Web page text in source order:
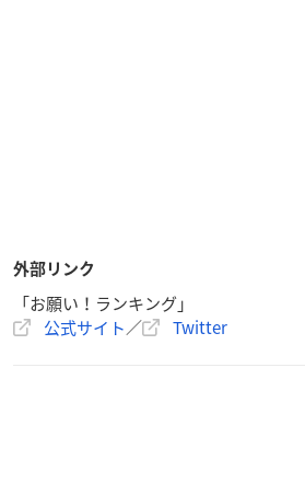
外部リンク
「お願い！ランキング」
公式サイト／ Twitter